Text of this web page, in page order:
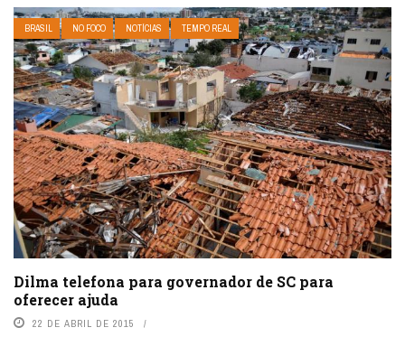
BRASIL NO FOCO NOTÍCIAS TEMPO REAL
Dilma telefona para governador de SC para
oferecer ajuda
22 DE ABRIL DE 2015